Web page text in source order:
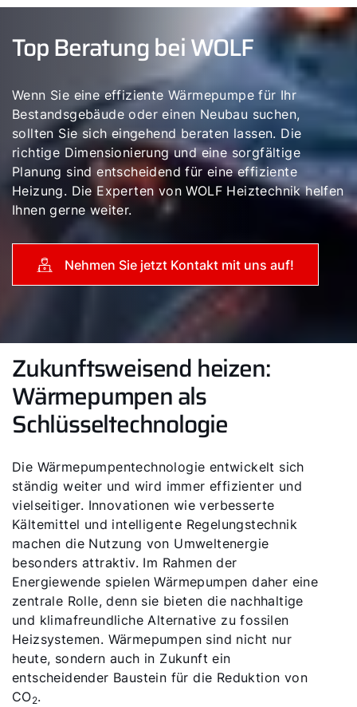
Top Beratung bei WOLF
Wenn Sie eine effiziente Wärmepumpe für Ihr
Bestandsgebäude oder einen Neubau suchen,
sollten Sie sich eingehend beraten lassen. Die
richtige Dimensionierung und eine sorgfältige
Planung sind entscheidend für eine effiziente
Heizung. Die Experten von WOLF Heiztechnik helfen
Ihnen gerne weiter.
Nehmen Sie jetzt Kontakt mit uns auf!
Zukunftsweisend heizen:
Wärmepumpen als
Schlüsseltechnologie
Die Wärmepumpentechnologie entwickelt sich
ständig weiter und wird immer effizienter und
vielseitiger. Innovationen wie verbesserte
Kältemittel und intelligente Regelungstechnik
machen die Nutzung von Umweltenergie
besonders attraktiv. Im Rahmen der
Energiewende spielen Wärmepumpen daher eine
zentrale Rolle, denn sie bieten die nachhaltige
und klimafreundliche Alternative zu fossilen
Heizsystemen. Wärmepumpen sind nicht nur
heute, sondern auch in Zukunft ein
entscheidender Baustein für die Reduktion von
CO2.